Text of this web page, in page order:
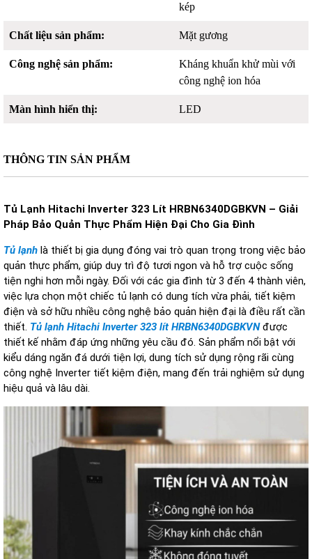
THÔNG TIN SẢN PHẨM
Tủ Lạnh Hitachi Inverter 323 Lít HRBN6340DGBKVN – Giải
Pháp Bảo Quản Thực Phẩm Hiện Đại Cho Gia Đình
Tủ lạnh là thiết bị gia dụng đóng vai trò quan trọng trong việc bảo
quản thực phẩm, giúp duy trì độ tươi ngon và hỗ trợ cuộc sống
tiện nghi hơn mỗi ngày. Đối với các gia đình từ 3 đến 4 thành viên,
việc lựa chọn một chiếc tủ lạnh có dung tích vừa phải, tiết kiệm
điện và sở hữu nhiều công nghệ bảo quản hiện đại là điều rất cần
thiết. Tủ lạnh Hitachi Inverter 323 lít HRBN6340DGBKVNđược
thiết kế nhằm đáp ứng những yêu cầu đó. Sản phẩm nổi bật với
kiểu dáng ngăn đá dưới tiện lợi, dung tích sử dụng rộng rãi cùng
công nghệ Inverter tiết kiệm điện, mang đến trải nghiệm sử dụng
hiệu quả và lâu dài.
kép
Chất liệu sản phẩm: Mặt gương
Công nghệ sản phẩm:
Kháng khuẩn khử mùi với
công nghệ ion hóa
Màn hình hiển thị: LED